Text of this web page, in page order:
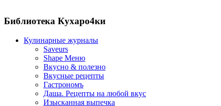
Библиотека Кухаро4ки
Кулинарные журналы
Saveurs
Shape Меню
Вкусно & полезно
Вкусные рецепты
Гастрономъ
Даша. Рецепты на любой вкус
Изысканная выпечка